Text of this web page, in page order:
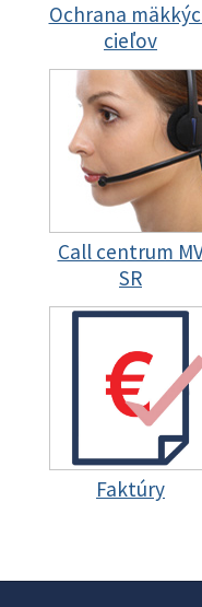
Ochrana
cieľov
Call centrum
SR
Faktúry